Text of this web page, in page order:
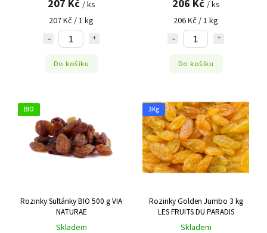
207 Kč / ks
207 Kč / 1 kg
Do košíku
206 Kč / ks
206 Kč / 1 kg
Do košíku
BIO
Rozinky Sultánky BIO 500 g VIA
NATURAE
Skladem
3Kg
Rozinky Golden Jumbo 3 kg
LES FRUITS DU PARADIS
Skladem